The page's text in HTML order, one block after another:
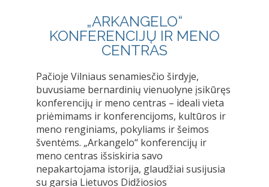
„ARKANGELO“
KONFERENCIJŲ IR MENO
CENTRAS
Pačioje Vilniaus senamiesčio širdyje,
buvusiame bernardinių vienuolyne įsikūręs
konferencijų ir meno centras – ideali vieta
priėmimams ir konferencijoms, kultūros ir
meno renginiams, pokyliams ir šeimos
šventėms. „Arkangelo“ konferencijų ir
meno centras išsiskiria savo
nepakartojama istorija, glaudžiai susijusia
su garsia Lietuvos Didžiosios